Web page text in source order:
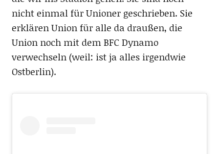
nicht einmal für Unioner geschrieben. Sie
erklären Union für alle da draußen, die
Union noch mit dem BFC Dynamo
verwechseln (weil: ist ja alles irgendwie
Ostberlin).